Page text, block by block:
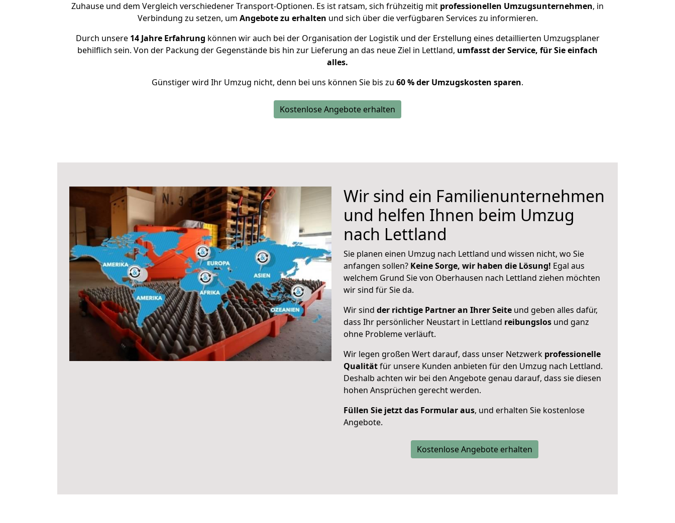
Zuhause und dem Vergleich verschiedener Transport-Optionen. Es ist ratsam, sich frühzeitig mit professionellen Umzugsunternehmen, in
Verbindung zu setzen, um Angebote zu erhalten und sich über die verfügbaren Services zu informieren.
Durch unsere 14 Jahre Erfahrung können wir auch bei der Organisation der Logistik und der Erstellung eines detaillierten Umzugsplaner
behilflich sein. Von der Packung der Gegenstände bis hin zur Lieferung an das neue Ziel in Lettland, umfasst der Service, für Sie einfach
alles.
Günstiger wird Ihr Umzug nicht, denn bei uns können Sie bis zu 60 % der Umzugskosten sparen.
Kostenlose Angebote erhalten
Wir sind ein Familienunternehmen
und helfen Ihnen beim Umzug
nach Lettland
Sie planen einen Umzug nach Lettland und wissen nicht, wo Sie
anfangen sollen? Keine Sorge, wir haben die Lösung! Egal aus
welchem Grund Sie von Oberhausen nach Lettland ziehen möchten
wir sind für Sie da.
Wir sind der richtige Partner an Ihrer Seite und geben alles dafür,
dass Ihr persönlicher Neustart in Lettland reibungslos und ganz
ohne Probleme verläuft.
Wir legen großen Wert darauf, dass unser Netzwerk professionelle
Qualitätfür unsere Kunden anbieten für den Umzug nach Lettland.
Deshalb achten wir bei den Angebote genau darauf, dass sie diesen
hohen Ansprüchen gerecht werden.
Füllen Sie jetzt das Formular aus, und erhalten Sie kostenlose
Angebote.
Kostenlose Angebote erhalten